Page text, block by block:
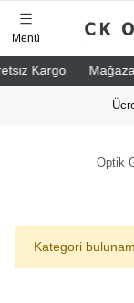
Kargo
Menü
Optik
Kategori